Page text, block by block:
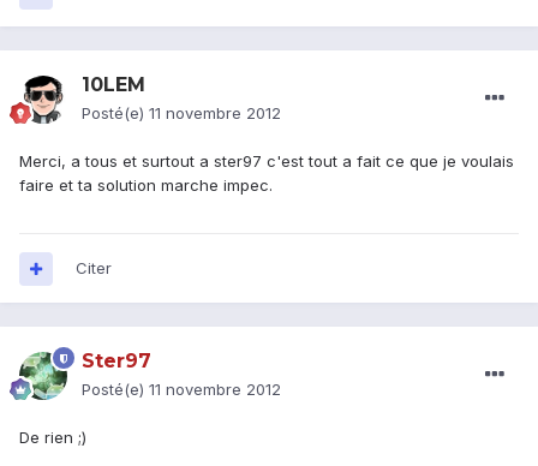
10LEM
Posté(e) 11 novembre 2012
Merci, a tous et surtout a ster97 c'est tout a fait ce que je voulais
faire et ta solution marche impec.
Citer
Ster97
Posté(e) 11 novembre 2012
De rien ;)